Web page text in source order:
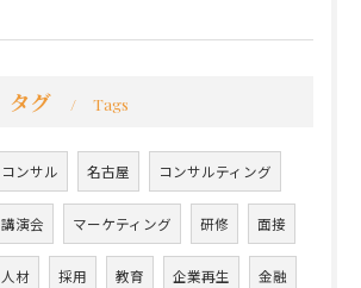
タグ Tags
コンサル 名古屋 コンサルティング
講演会 マーケティング 研修 面接
人材 採用 教育 企業再生 金融